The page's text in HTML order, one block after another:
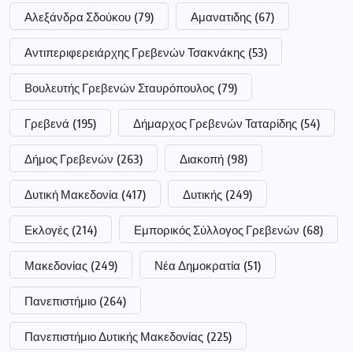
Αλεξάνδρα Σδούκου (79) Αμανατιδης (67)
Αντιπεριφερειάρχης Γρεβενών Τσακνάκης (53)
Βουλευτής Γρεβενών Σταυρόπουλος (79)
Γρεβενά (195) Δήμαρχος Γρεβενών Ταταρίδης (54)
Δήμος Γρεβενών (263) Διακοπή (98)
Δυτική Μακεδονία (417) Δυτικής (249)
Εκλογές (214) Εμπορικός Σύλλογος Γρεβενών (68)
Μακεδονίας (249) Νέα Δημοκρατία (51)
Πανεπιστήμιο (264)
Πανεπιστήμιο Δυτικής Μακεδονίας (225)